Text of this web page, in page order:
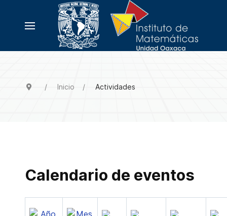
Inicio Actividades
Calendario de eventos